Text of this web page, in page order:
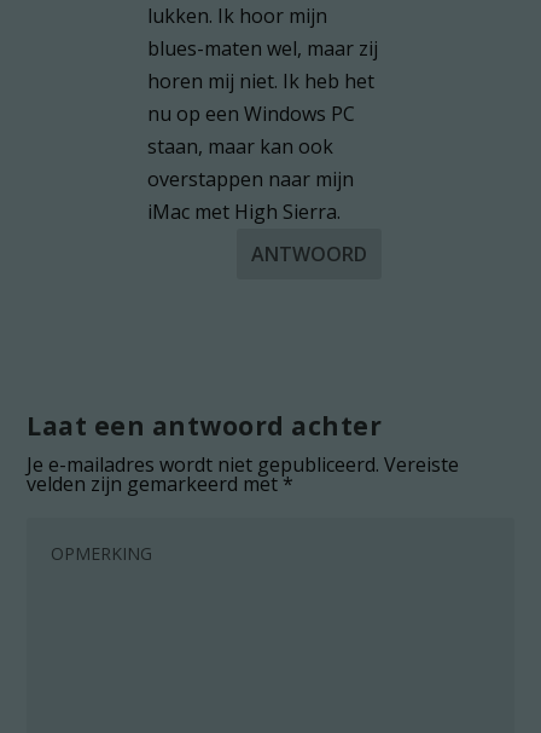
lukken. Ik hoor mijn
blues-maten wel, maar zij
horen mij niet. Ik heb het
nu op een Windows PC
staan, maar kan ook
overstappen naar mijn
iMac met High Sierra.
ANTWOORD
Laat een antwoord achter
Je e-mailadres wordt niet gepubliceerd. Vereiste
velden zijn gemarkeerd met*